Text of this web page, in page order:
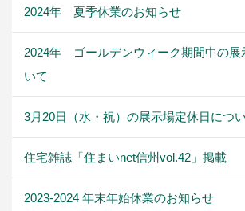
2024年 夏季休業のお知らせ
2024年 ゴールデンウィーク期間中の展
いて
3月20日（水・祝）の展示場定休日につ
住宅雑誌「住まいnet信州vol.42」掲載
2023-2024 年末年始休業のお知らせ